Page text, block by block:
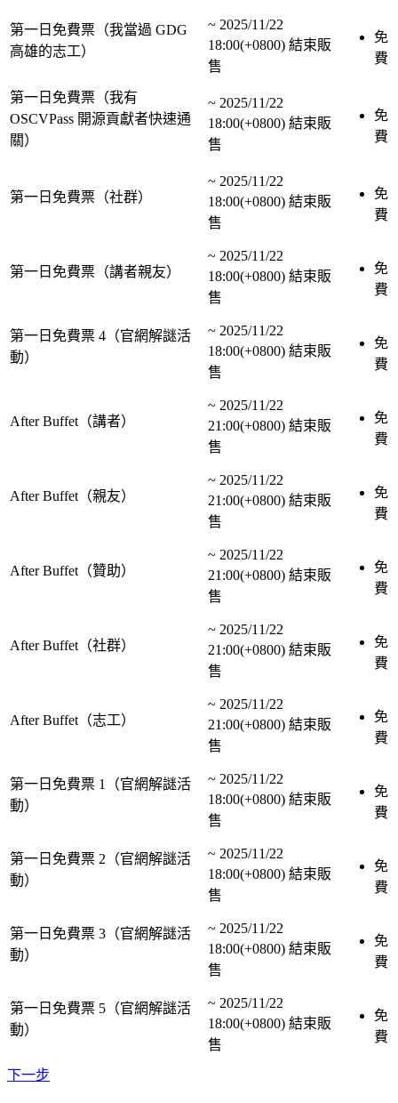
第一日免費票（我當過 GDG
高雄的志工）
~ 2025/11/22
18:00(+0800) 結束販
售
免
費
第一日免費票（我有
OSCVPass 開源貢獻者快速通
關）
~ 2025/11/22
18:00(+0800) 結束販
售
免
費
第一日免費票（社群）
~ 2025/11/22
18:00(+0800) 結束販
售
免
費
第一日免費票（講者親友）
~ 2025/11/22
18:00(+0800) 結束販
售
免
費
第一日免費票 4（官網解謎活
動）
~ 2025/11/22
18:00(+0800) 結束販
售
免
費
After Buffet（講者）
~ 2025/11/22
21:00(+0800) 結束販
售
免
費
After Buffet（親友）
~ 2025/11/22
21:00(+0800) 結束販
售
免
費
After Buffet（贊助）
~ 2025/11/22
21:00(+0800) 結束販
售
免
費
After Buffet（社群）
~ 2025/11/22
21:00(+0800) 結束販
售
免
費
After Buffet（志工）
~ 2025/11/22
21:00(+0800) 結束販
售
免
費
第一日免費票 1（官網解謎活
動）
~ 2025/11/22
18:00(+0800) 結束販
售
免
費
第一日免費票 2（官網解謎活
動）
~ 2025/11/22
18:00(+0800) 結束販
售
免
費
第一日免費票 3（官網解謎活
動）
~ 2025/11/22
18:00(+0800) 結束販
售
免
費
第一日免費票 5（官網解謎活
動）
~ 2025/11/22
18:00(+0800) 結束販
售
免
費
下一步